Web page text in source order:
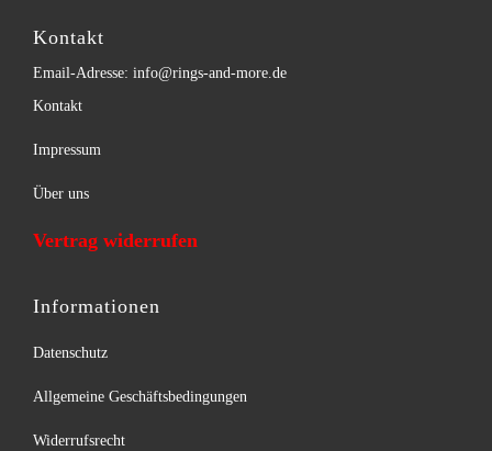
Kontakt
Email-Adresse: info@rings-and-more.de
Kontakt
Impressum
Über uns
Vertrag widerrufen
Informationen
Datenschutz
Allgemeine Geschäftsbedingungen
Widerrufsrecht